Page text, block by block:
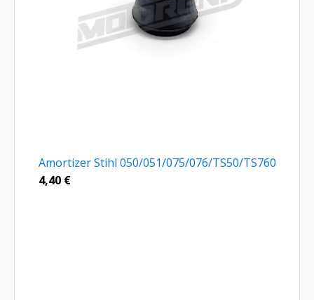
Amortizer Stihl 050/051/075/076/TS50/TS760
4,40 €